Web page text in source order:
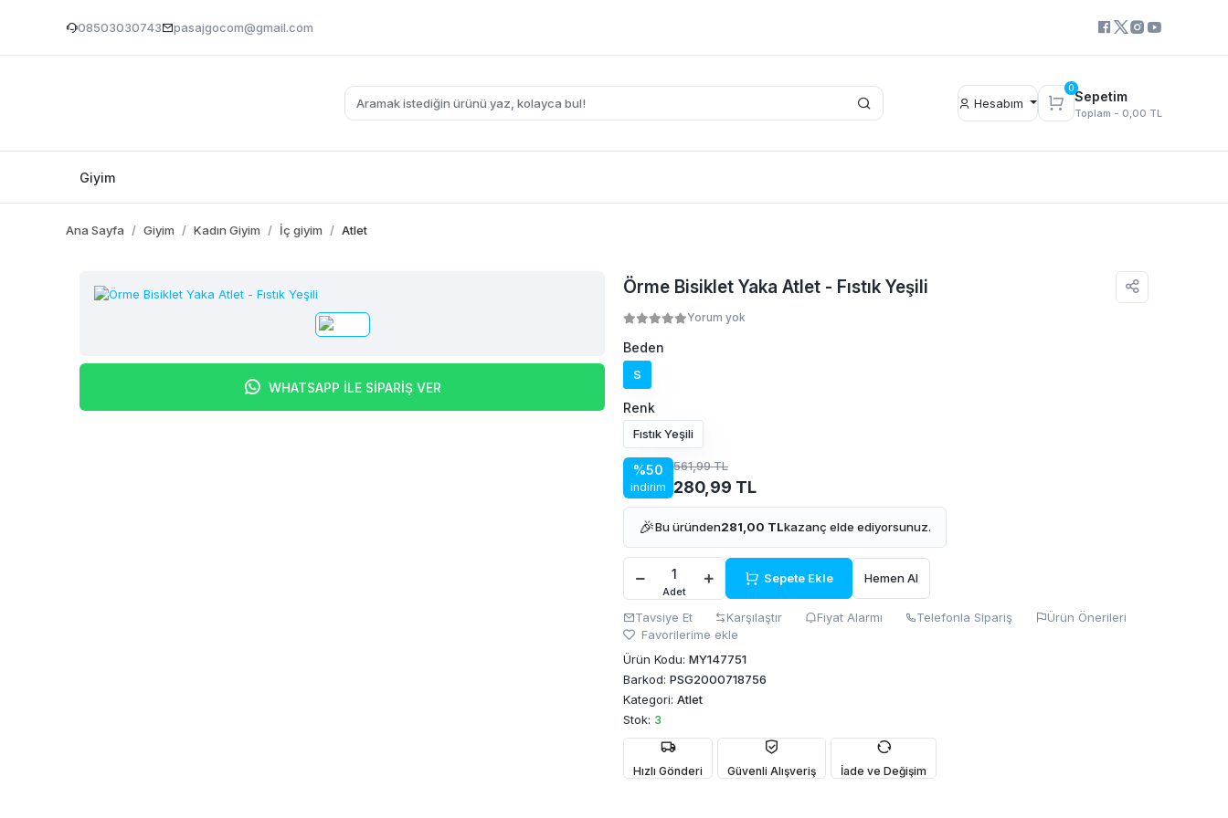
08503030743 pasajgocom@gmail.com
Hesabım
0
Sepetim
Toplam - 0,00 TL
Giyim
Ana Sayfa Giyim Kadın Giyim İç giyim Atlet
WHATSAPP İLE SİPARİŞ VER
Örme Bisiklet Yaka Atlet - Fıstık Yeşili
Yorum yok
Beden
S
Renk
Fıstık Yeşili
%50
indirim
561,99 TL
280,99 TL
🎉Bu üründen281,00 TLkazanç elde ediyorsunuz.
Adet
Sepete Ekle Hemen Al
Tavsiye Et Karşılaştır Fiyat Alarmı Telefonla Sipariş
Ürün Önerileri
Favorilerime ekle
Ürün Kodu: MY147751
Barkod: PSG2000718756
Kategori: Atlet
Stok: 3
Hızlı Gönderi Güvenli Alışveriş İade ve Değişim